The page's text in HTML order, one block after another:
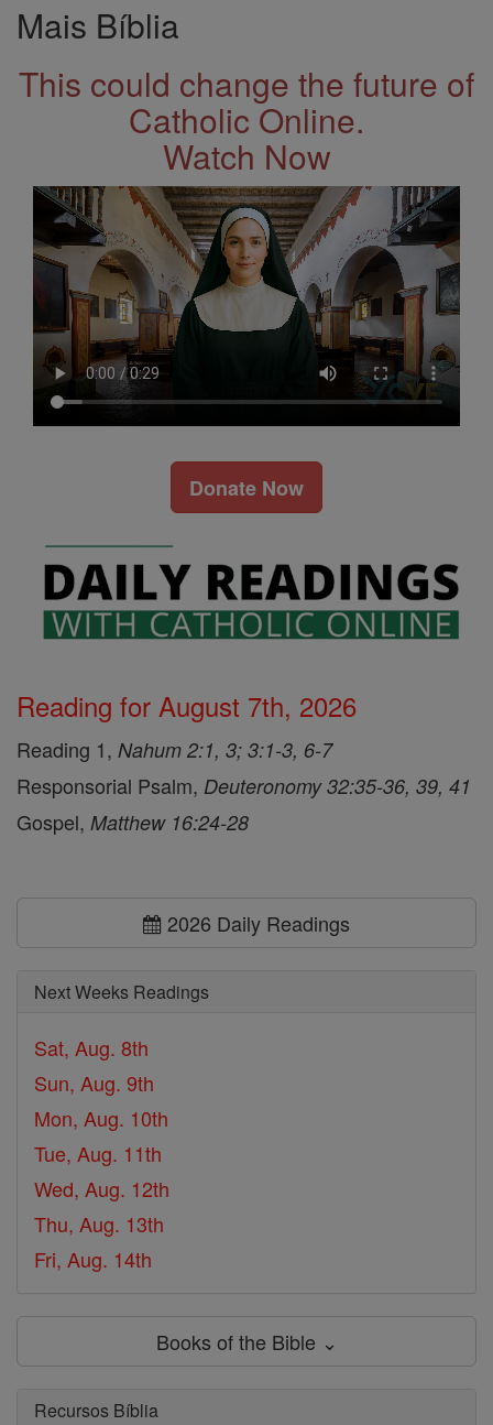
Mais Bíblia
This could change the future of
Catholic Online.
Watch Now
Donate Now
Reading for August 7th, 2026
Reading 1, Nahum 2:1, 3; 3:1-3, 6-7
Responsorial Psalm, Deuteronomy 32:35-36, 39, 41
Gospel, Matthew 16:24-28
2026 Daily Readings
Next Weeks Readings
Sat, Aug. 8th
Sun, Aug. 9th
Mon, Aug. 10th
Tue, Aug. 11th
Wed, Aug. 12th
Thu, Aug. 13th
Fri, Aug. 14th
Books of the Bible ⌄
Recursos Bíblia